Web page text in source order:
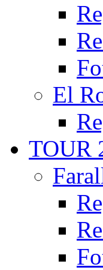
El
TOUR